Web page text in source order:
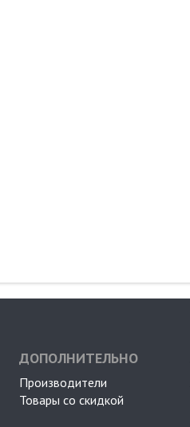
ДОПОЛНИТЕЛЬНО
Производители
Товары со скидкой